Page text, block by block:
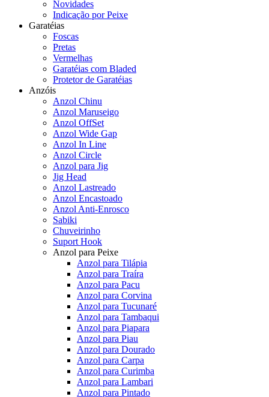
Novidades
Indicação por Peixe
Garatéias
Foscas
Pretas
Vermelhas
Garatéias com Bladed
Protetor de Garatéias
Anzóis
Anzol Chinu
Anzol Maruseigo
Anzol OffSet
Anzol Wide Gap
Anzol In Line
Anzol Circle
Anzol para Jig
Jig Head
Anzol Lastreado
Anzol Encastoado
Anzol Anti-Enrosco
Sabiki
Chuveirinho
Suport Hook
Anzol para Peixe
Anzol para Tilápia
Anzol para Traíra
Anzol para Pacu
Anzol para Corvina
Anzol para Tucunaré
Anzol para Tambaqui
Anzol para Piapara
Anzol para Piau
Anzol para Dourado
Anzol para Carpa
Anzol para Curimba
Anzol para Lambari
Anzol para Pintado